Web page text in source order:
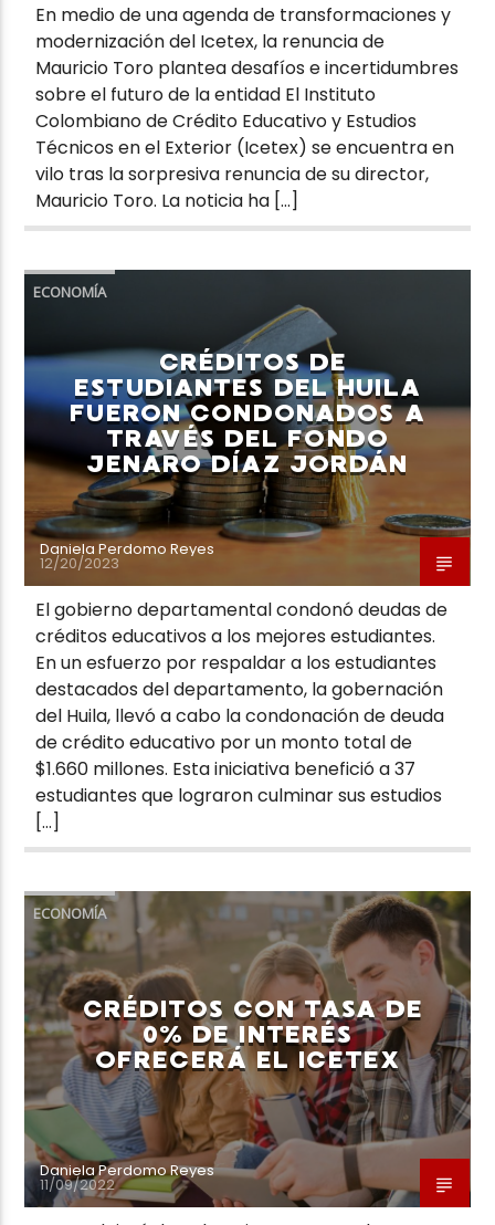
En medio de una agenda de transformaciones y
modernización del Icetex, la renuncia de
Mauricio Toro plantea desafíos e incertidumbres
sobre el futuro de la entidad El Instituto
Colombiano de Crédito Educativo y Estudios
Técnicos en el Exterior (Icetex) se encuentra en
vilo tras la sorpresiva renuncia de su director,
Mauricio Toro. La noticia ha […]
ECONOMÍA
CRÉDITOS DE
ESTUDIANTES DEL HUILA
FUERON CONDONADOS A
TRAVÉS DEL FONDO
JENARO DÍAZ JORDÁN
Daniela Perdomo Reyes
12/20/2023
El gobierno departamental condonó deudas de
créditos educativos a los mejores estudiantes.
En un esfuerzo por respaldar a los estudiantes
destacados del departamento, la gobernación
del Huila, llevó a cabo la condonación de deuda
de crédito educativo por un monto total de
$1.660 millones. Esta iniciativa benefició a 37
estudiantes que lograron culminar sus estudios
[…]
ECONOMÍA
CRÉDITOS CON TASA DE
0% DE INTERÉS
OFRECERÁ EL ICETEX
Daniela Perdomo Reyes
11/09/2022